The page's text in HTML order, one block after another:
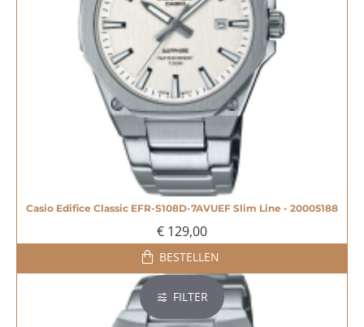
Casio Edifice Classic EFR-S108D-7AVUEF Slim Line - 20005188
€ 129,00
BESTELLEN
FILTER